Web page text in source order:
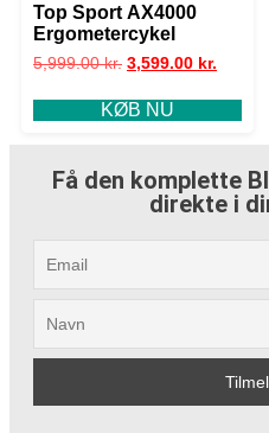
Top Sport AX4000
Ergometercykel
5,999.00kr. 3,599.00 kr.
KØB NU
Få den komplette
direkte i